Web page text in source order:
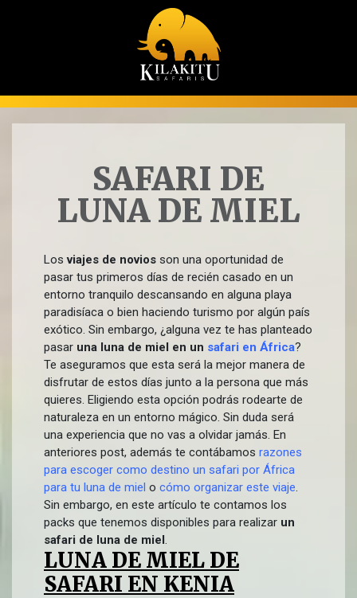
SAFARI DE
LUNA DE MIEL
Losviajes de novios son una oportunidad de
pasar tus primeros días de recién casado en un
entorno tranquilo descansando en alguna playa
paradisíaca o bien haciendo turismo por algún país
exótico. Sin embargo, ¿alguna vez te has planteado
pasar una luna de miel en un safari en África?
Te aseguramos que esta será la mejor manera de
disfrutar de estos días junto a la persona que más
quieres. Eligiendo esta opción podrás rodearte de
naturaleza en un entorno mágico. Sin duda será
una experiencia que no vas a olvidar jamás. En
anteriores post, además te contábamos razones
para escoger como destino un safari por África
para tu luna de miel o cómo organizar este viaje.
Sin embargo, en este artículo te contamos los
packs que tenemos disponibles para realizar un
safari de luna de miel.
LUNA DE MIEL DE
SAFARI EN KENIA